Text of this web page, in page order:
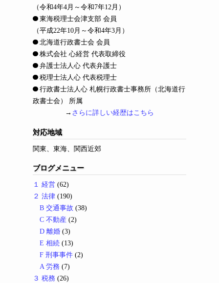
（令和4年4月～令和7年12月）
東海税理士会津支部 会員
（平成22年10月～令和4年3月）
北海道行政書士会 会員
株式会社 心経営 代表取締役
弁護士法人心 代表弁護士
税理士法人心 代表税理士
行政書士法人心 札幌行政書士事務所（北海道行
政書士会） 所属
→ さらに詳しい経歴はこちら
対応地域
関東、東海、関西近郊
ブログメニュー
１ 経営 (62)
２ 法律 (190)
B 交通事故 (38)
C 不動産 (2)
D 離婚 (3)
E 相続 (13)
F 刑事事件 (2)
A 労務 (7)
３ 税務 (26)